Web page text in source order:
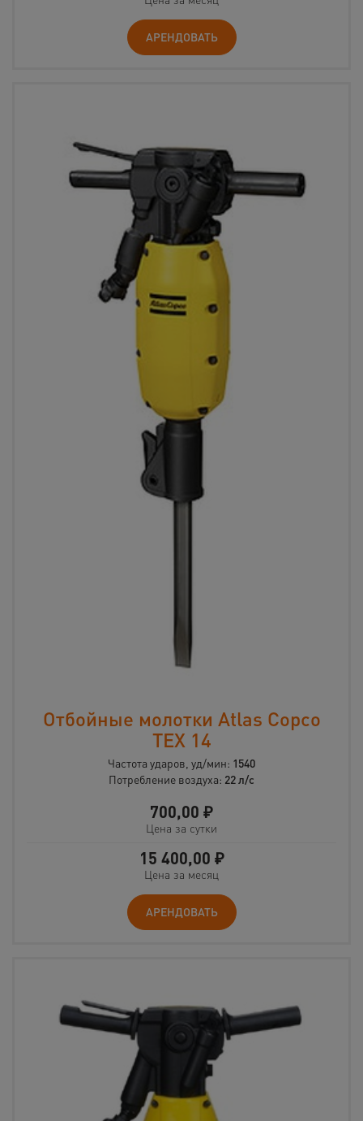
АРЕНДОВАТЬ
Отбойные молотки Atlas Copco
TEX 14
Частота ударов, уд/мин: 1540
Потребление воздуха: 22 л/с
700,00 ₽
Цена за сутки
15 400,00 ₽
Цена за месяц
АРЕНДОВАТЬ